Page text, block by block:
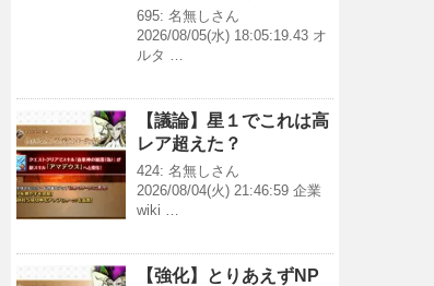
695: 名無しさん
2026/08/05(水) 18:05:19.43 オ
ルタ …
【議論】星１でこれは高
レア超えた？
424: 名無しさん
2026/08/04(火) 21:46:59 企業
wiki …
【強化】とりあえずNP